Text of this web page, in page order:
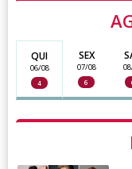
QUI
06/08
4
SEX
07/08
6